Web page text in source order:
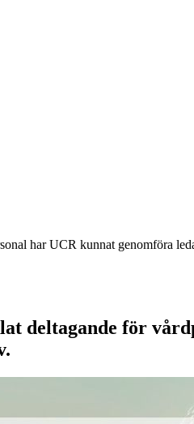
har UCR kunnat genomföra
deltagande för